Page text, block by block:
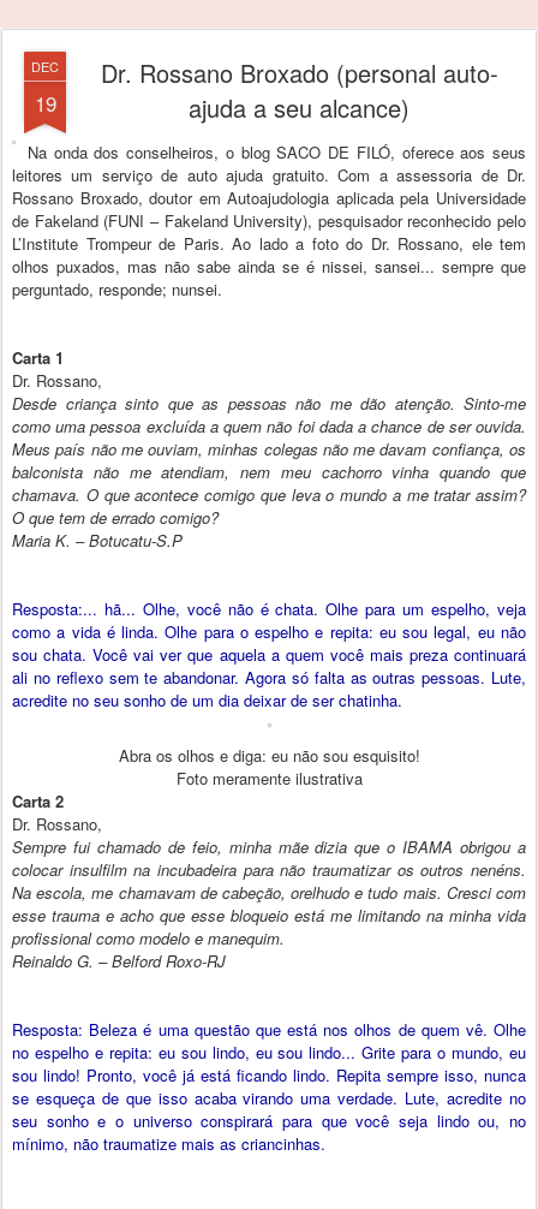
DEC
19
Dr. Rossano Broxado (personal auto-
ajuda a seu alcance)
Na onda dos conselheiros, o blog SACO DE FILÓ, oferece aos seus
leitores um serviço de auto ajuda gratuito. Com a assessoria de Dr.
Rossano Broxado, doutor em Autoajudologia aplicada pela Universidade
de Fakeland (FUNI – Fakeland University), pesquisador reconhecido pelo
L’Institute Trompeur de Paris. Ao lado a foto do Dr. Rossano, ele tem
olhos puxados, mas não sabe ainda se é nissei, sansei... sempre que
perguntado, responde; nunsei.
Carta 1
Dr. Rossano,
Desde criança sinto que as pessoas não me dão atenção. Sinto-me
como uma pessoa excluída a quem não foi dada a chance de ser ouvida.
Meus país não me ouviam, minhas colegas não me davam confiança, os
balconista não me atendiam, nem meu cachorro vinha quando que
chamava. O que acontece comigo que leva o mundo a me tratar assim?
O que tem de errado comigo?
Maria K. – Botucatu-S.P
Resposta:... hã... Olhe, você não é chata. Olhe para um espelho, veja
como a vida é linda. Olhe para o espelho e repita: eu sou legal, eu não
sou chata. Você vai ver que aquela a quem você mais preza continuará
ali no reflexo sem te abandonar. Agora só falta as outras pessoas. Lute,
acredite no seu sonho de um dia deixar de ser chatinha.
Abra os olhos e diga: eu não sou esquisito!
Foto meramente ilustrativa
Carta 2
Dr. Rossano,
Sempre fui chamado de feio, minha mãe dizia que o IBAMA obrigou a
colocar insulfilm na incubadeira para não traumatizar os outros nenéns.
Na escola, me chamavam de cabeção, orelhudo e tudo mais. Cresci com
esse trauma e acho que esse bloqueio está me limitando na minha vida
profissional como modelo e manequim.
Reinaldo G. – Belford Roxo-RJ
Resposta: Beleza é uma questão que está nos olhos de quem vê. Olhe
no espelho e repita: eu sou lindo, eu sou lindo... Grite para o mundo, eu
sou lindo! Pronto, você já está ficando lindo. Repita sempre isso, nunca
se esqueça de que isso acaba virando uma verdade. Lute, acredite no
seu sonho e o universo conspirará para que você seja lindo ou, no
mínimo, não traumatize mais as criancinhas.